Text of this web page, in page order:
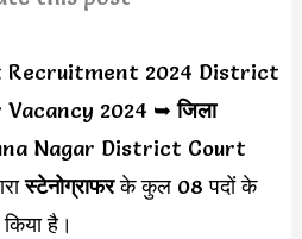
Recruitment 2024 District
Vacancy 2024 ➥जिला
Nagar District Court
स्टेनोग्राफरके कुल 08 पदों के
है।